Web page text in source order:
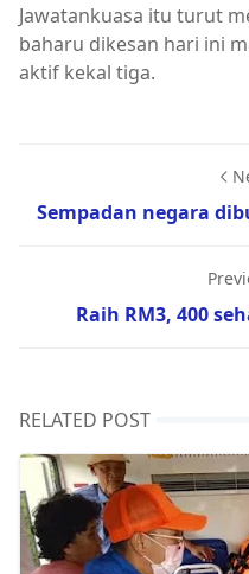
Jawatankuasa itu turut
baharu dikesan hari ini
aktif kekal tiga.
Sempadan negara
Raih RM3, 400
RELATED POST